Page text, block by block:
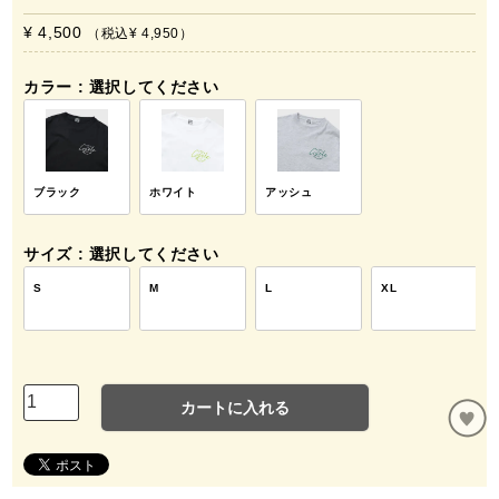
¥ 4,500 税込¥ 4,950
カラー 選択してください
ブラック ホワイト アッシュ
サイズ 選択してください
S M L XL
カートに入れる